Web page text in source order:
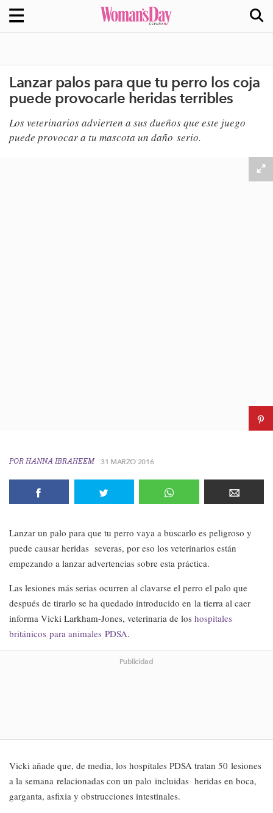
Lanzar palos para que tu perro los coja
puede provocarle heridas terribles
​Los veterinarios advierten a sus dueños que este juego
puede provocar a tu mascota un daño serio.
POR HANNA IBRAHEEM 31 MARZO 2016
Lanzar un palo para que tu perro vaya a buscarlo es peligroso y
puede causar heridas severas, por eso los veterinarios están
empezando a lanzar advertencias sobre esta práctica.
Las lesiones más serias ocurren al clavarse el perro el palo que
después de tirarlo se ha quedado introducido en la tierra al caer
informa Vicki Larkham-Jones, veterinaria de los hospitales
británicos para animales PDSA.
Publicidad
Vicki añade que, de media, los hospitales PDSA tratan 50 lesiones
a la semana relacionadas con un palo incluidas heridas en boca,
garganta, asfixia y obstrucciones intestinales.